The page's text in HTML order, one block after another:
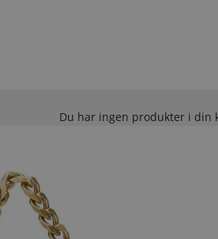
Du har ingen produkter i din